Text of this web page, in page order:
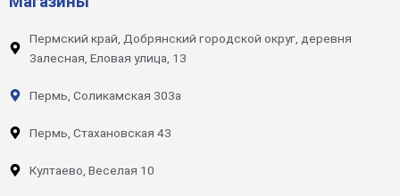
Пермский край, Добрянский городской округ, деревня
Залесная, Еловая улица, 13
Пермь, Соликамская 303а
Пермь, Стахановская 43
Култаево, Веселая 10